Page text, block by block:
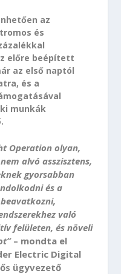
az
és
előre beépített
az első naptól
és a
munkák
Operation olyan,
alvó asszisztens,
gyorsabban
és a
való
felületen, és növeli
– mondta el
Electric Digital
ügyvezető